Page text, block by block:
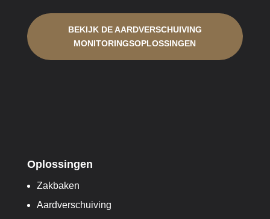
BEKIJK DE AARDVERSCHUIVING
MONITORINGSOPLOSSINGEN
Oplossingen
Zakbaken
Aardverschuiving